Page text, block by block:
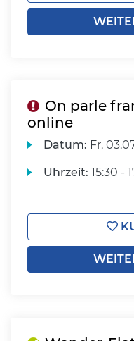
On parle
online
Datum: Fr.
Uhrzeit: 15:30 -